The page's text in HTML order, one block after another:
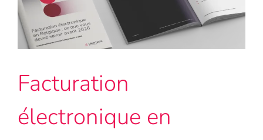
analyste
fonctionnelle
Facturation
électronique en